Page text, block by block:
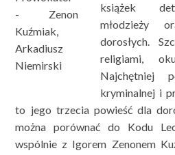
książek
młodzieży
dorosłych.
religiami,
Najchętniej
kryminalnej i
to jego trzecia powieść dla
można porównać do Kodu
wspólnie z Igorem Zenonem